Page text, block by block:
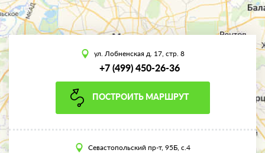
ул. Лобненская д. 17, стр. 8
+7 (499) 450-26-36
ПОСТРОИТЬ МАРШРУТ
Севастопольский пр-т, 95Б, с.4